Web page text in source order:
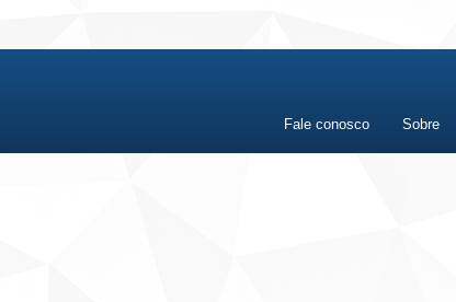
Fale conosco Sobre